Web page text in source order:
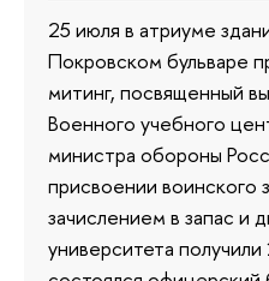
25 июля в атриуме
Покровском бульваре
митинг, посвященный
Военного учебного
министра обороны
присвоении воинского
зачислением в запас и
университета